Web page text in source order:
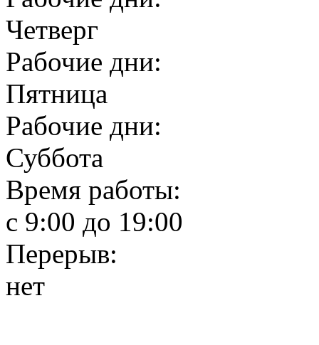
Четверг
Рабочие дни:
Пятница
Рабочие дни:
Суббота
Время работы:
c 9:00 до 19:00
Перерыв:
нет